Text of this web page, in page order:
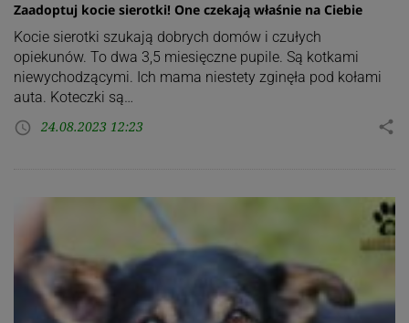
Zaadoptuj kocie sierotki! One czekają właśnie na Ciebie
Kocie sierotki szukają dobrych domów i czułych
opiekunów. To dwa 3,5 miesięczne pupile. Są kotkami
niewychodzącymi. Ich mama niestety zginęła pod kołami
auta. Koteczki są…
access_time 24.08.2023 12:23 share